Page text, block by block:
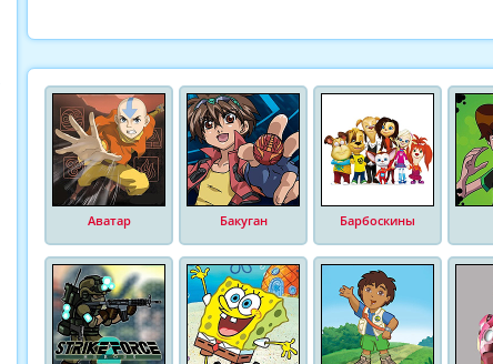
Аватар Бакуган Барбоскины